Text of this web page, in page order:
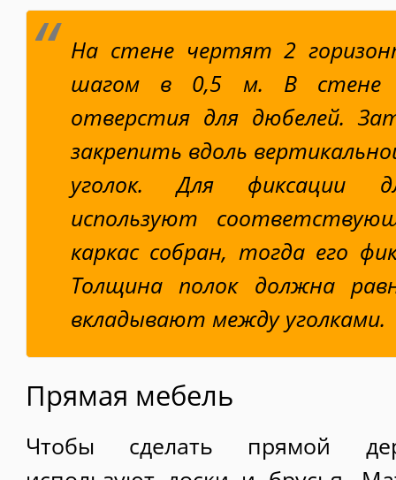
На стене чертят 2
шагом в 0,5 м. В стене
отверстия для дюбелей.
закрепить вдоль
уголок. Для фиксации
используют
каркас собран, тогда его
Толщина полок должна
вкладывают между уголками.
Прямая мебель
Чтобы сделать прямой